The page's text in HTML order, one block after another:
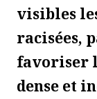
visibles
racisées,
favoriser
dense et